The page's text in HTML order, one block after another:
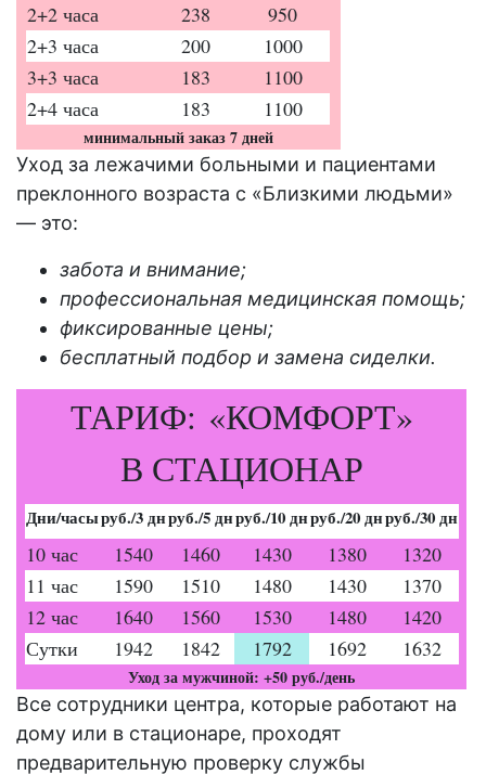
2+2 часа
238
950
2+3 часа
200
1000
3+3 часа
183
1100
2+4 часа
183 1100
минимальный заказ 7 дней
Уход за лежачими больными и пациентами
преклонного возраста с «Близкими людьми»
— это:
забота и внимание;
профессиональная медицинская помощь;
фиксированные цены;
бесплатный подбор и замена сиделки.
ТАРИФ: «КОМФОРТ»
В СТАЦИОНАР
Дни/часыруб./3 днруб./5 днруб./10 днруб./20 днруб./30 дн
10 час 1540 1460 1430 1380
1320
11 час
1590 1510 1480 1430
1370
12 час
1640 1560 1530 1480
1420
Сутки
1942 1842 1792 1692 1632
Уход за мужчиной: +50 руб./день
Все сотрудники центра, которые работают на
дому или в стационаре, проходят
предварительную проверку службы